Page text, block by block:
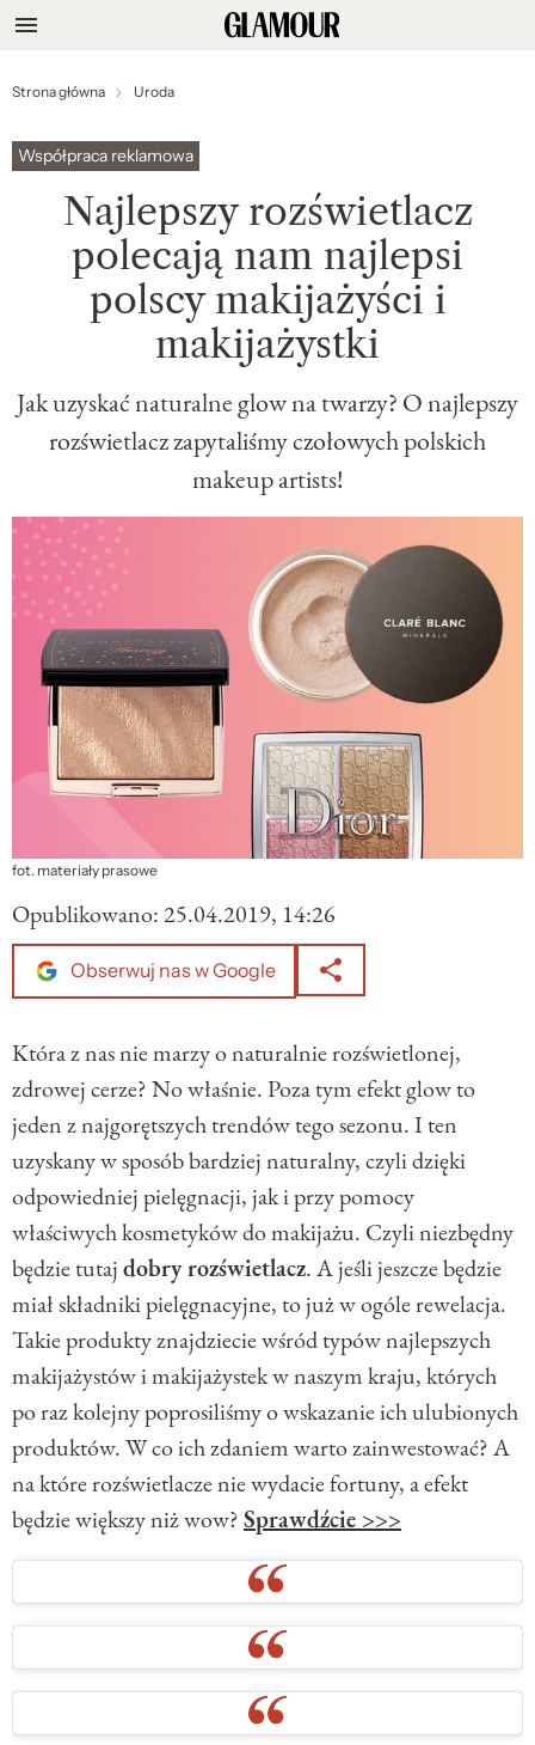
Strona główna Uroda
Współpraca reklamowa
Najlepszy rozświetlacz
polecają nam najlepsi
polscy makijażyści i
makijażystki
Jak uzyskać naturalne glow na twarzy? O najlepszy
rozświetlacz zapytaliśmy czołowych polskich
makeup artists!
fot. materiały prasowe
Opublikowano:25.04.2019, 14:26
Obserwuj nas w Google
Która z nas nie marzy o naturalnie rozświetlonej,
zdrowej cerze? No właśnie. Poza tym efekt glow to
jeden z najgorętszych trendów tego sezonu. I ten
uzyskany w sposób bardziej naturalny, czyli dzięki
odpowiedniej pielęgnacji, jak i przy pomocy
właściwych kosmetyków do makijażu. Czyli niezbędny
będzie tutajdobry rozświetlacz. A jeśli jeszcze będzie
miał składniki pielęgnacyjne, to już w ogóle rewelacja.
Takie produkty znajdziecie wśród typów najlepszych
makijażystów i makijażystek w naszym kraju, których
po raz kolejny poprosiliśmy o wskazanie ich ulubionych
produktów. W co ich zdaniem warto zainwestować? A
na które rozświetlacze nie wydacie fortuny, a efekt
będzie większy niż wow?Sprawdźcie >>>